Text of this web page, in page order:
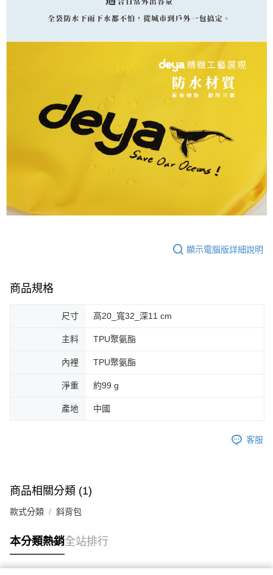
顯示電腦版詳細說明
商品規格
尺寸 高20_寬32_深11 cm
主料 TPU聚氨酯
內裡 TPU聚氨酯
淨重 約99 g
產地 中國
客服
商品相關分類 (1)
款式分類 斜背包
本分類熱銷全站排行